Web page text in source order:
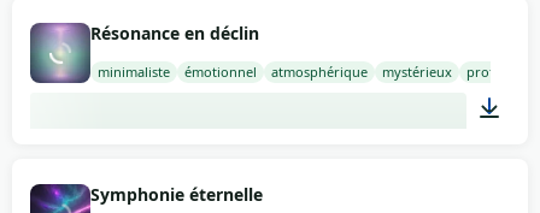
Résonance en déclin
minimaliste émotionnel atmosphérique mystérieux profond
Symphonie éternelle